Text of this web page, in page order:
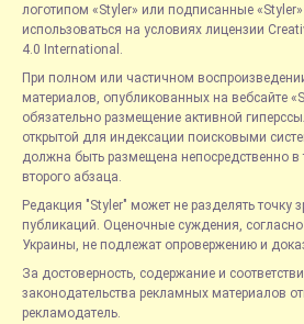
логотипом «Styler» или подписанные
использоваться на условиях лицензии
4.0 International.
При полном или частичном
материалов, опубликованных на вебсайте
обязательно размещение активной
открытой для индексации поисковыми
должна быть размещена непосредственно в
второго абзаца.
Редакция "Styler" может не разделять точку
публикаций. Оценочные суждения, согласно
Украины, не подлежат опровержению и
За достоверность, содержание и
законодательства рекламных материалов
рекламодатель.